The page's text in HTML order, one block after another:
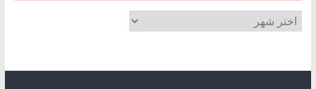
الأرشيف